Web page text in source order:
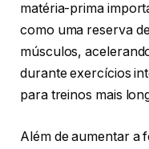
matéria-prima
como uma reserva
músculos,
durante exercícios
para treinos mais
Além de aumentar a